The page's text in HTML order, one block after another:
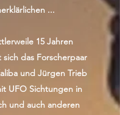
...
15 Jahren
das Forscherpaar
und Jürgen Trieb
UFO Sichtungen in
und auch anderen